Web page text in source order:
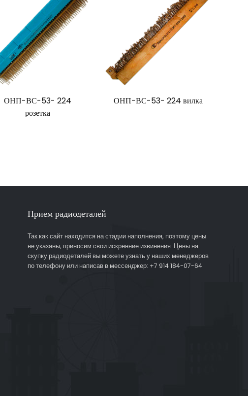
ОНП-ВС-53- 224
розетка
ОНП-ВС-53- 224 вилка
Прием радиодеталей
Так как сайт находится на стадии наполнения, поэтому цены
не указаны, приносим свои искренние извинения. Цены на
скупку радиодеталей вы можете узнать у наших менеджеров
по телефону или написав в мессенджер: +7 914 184-07-64